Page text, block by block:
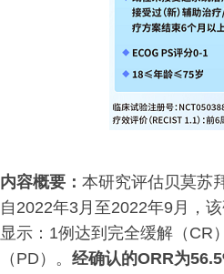
内容概要： 本研究评估贝莫苏
自2022年3月至2022年9月，
显示：1例达到完全缓解（CR
（PD）。 经确认的ORR为